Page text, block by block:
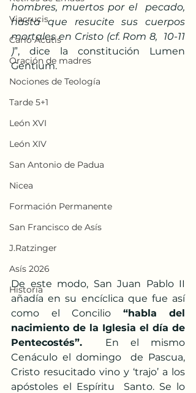
Viacrucis
Carlo Acutis
Oración de madres
Nociones de Teología
Tarde 5+1
León XVI
León XIV
San Antonio de Padua
Nicea
Formación Permanente
San Francisco de Asís
J.Ratzinger
Asís 2026
Historia
hombres, muertos por el  pecado,
hasta que resucite sus cuerpos
mortales en Cristo (cf. Rom 8,  10-11
)”, dice la constitución Lumen
Gentium.
De este modo, San Juan Pablo II
añadía en su encíclica que fue así
como el Concilio “habla del
nacimiento de la Iglesia el día de
Pentecostés”.
  En el mismo
Cenáculo el domingo  de Pascua,
Cristo resucitado vino y ‘trajo’ a los
apóstoles el Espíritu  Santo. Se lo